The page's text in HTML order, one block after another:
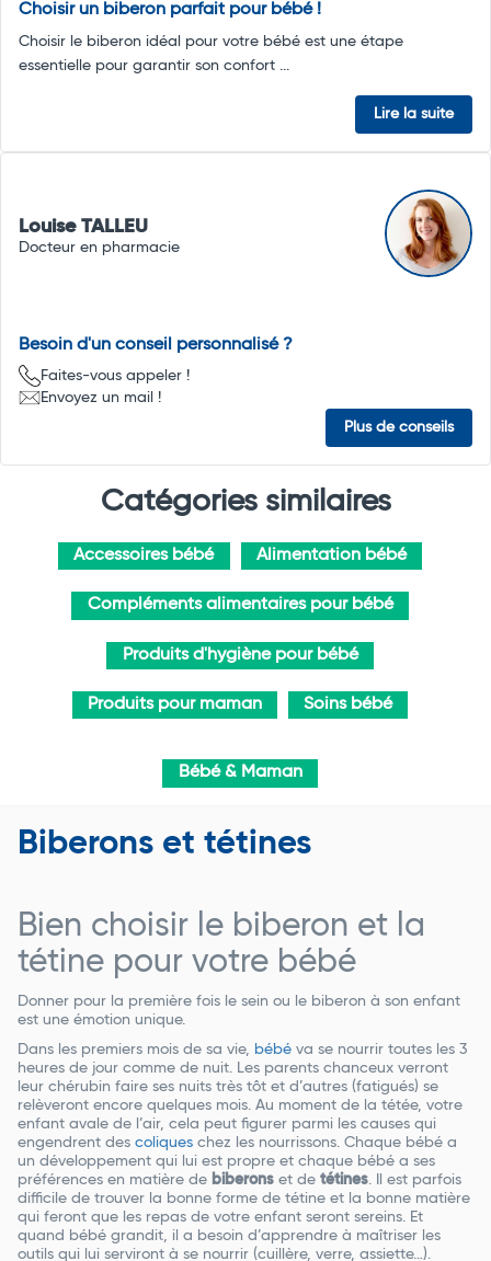
Choisir un biberon parfait pour bébé !
Choisir le biberon idéal pour votre bébé est une étape
essentielle pour garantir son confort ...
Lire la suite
Louise TALLEU
Docteur en pharmacie
Besoin d'un conseil personnalisé ?
Faites-vous appeler !
Envoyez un mail !
Plus de conseils
Catégories similaires
Accessoires bébé Alimentation bébé
Compléments alimentaires pour bébé
Produits d'hygiène pour bébé
Produits pour maman Soins bébé
Bébé & Maman
Biberons et tétines
Bien choisir le biberon et la
tétine pour votre bébé
Donner pour la première fois le sein ou le biberon à son enfant
est une émotion unique.
Dans les premiers mois de sa vie,
bébé va se nourrir toutes les 3
heures de jour comme de nuit. Les parents chanceux verront
leur chérubin faire ses nuits très tôt et d’autres (fatigués) se
relèveront encore quelques mois. Au moment de la tétée, votre
enfant avale de l’air, cela peut figurer parmi les causes qui
engendrent des coliques chez les nourrissons. Chaque bébé a
un développement qui lui est propre et chaque bébé a ses
préférences en matière de biberons et de tétines . Il est parfois
difficile de trouver la bonne forme de tétine et la bonne matière
qui feront que les repas de votre enfant seront sereins. Et
quand bébé grandit, il a besoin d’apprendre à maîtriser les
outils qui lui serviront à se nourrir (cuillère, verre, assiette…).